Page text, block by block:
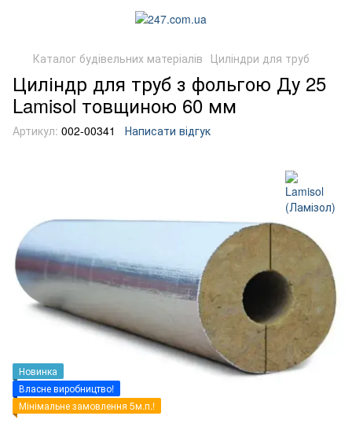
Каталог будівельних матеріалів Циліндри для труб
Циліндр для труб з фольгою Ду 25
Lamisol товщиною 60 мм
Артикул: 002-00341 Написати відгук
Новинка
Власне виробництво!
Мінімальне замовлення 5м.п.!